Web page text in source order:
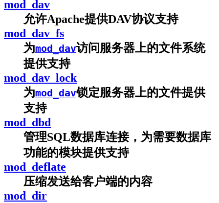
mod_dav
允许Apache提供DAV协议支持
mod_dav_fs
为mod_dav访问服务器上的文件系统
提供支持
mod_dav_lock
为mod_dav锁定服务器上的文件提供
支持
mod_dbd
管理SQL数据库连接，为需要数据库
功能的模块提供支持
mod_deflate
压缩发送给客户端的内容
mod_dir